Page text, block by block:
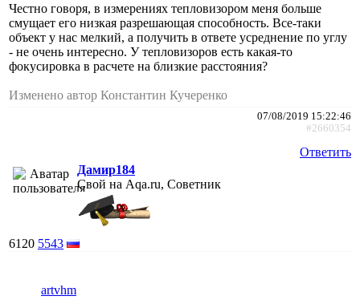
Честно говоря, в измерениях тепловизором меня больше
смущает его низкая разрешающая способность. Все-таки
объект у нас мелкий, а получить в ответе усреднение по углу
- не очень интересно. У тепловизоров есть какая-то
фокусировка в расчете на близкие расстояния?
Изменено автор Константин Кучеренко
07/08/2019 15:22:46
#2660354
Ответить
Дамир184
Свой на Aqa.ru, Советник
6120 5543
artvhm